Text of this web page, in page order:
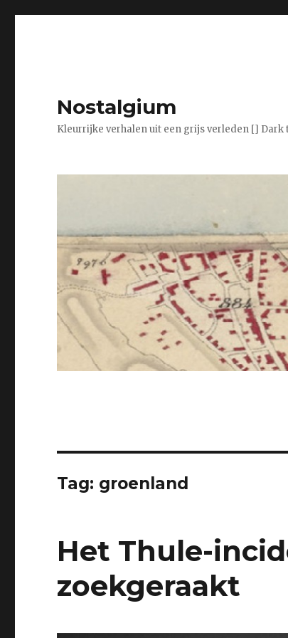
Nostalgium
Kleurrijke verhalen uit een grijs verleden []
Tag: groenland
Het Thule-
zoekgeraakt